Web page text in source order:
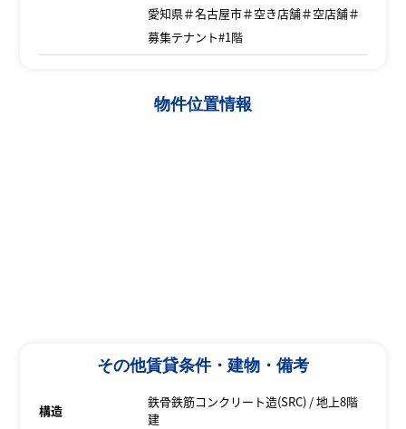
愛知県＃名古屋市＃空き店舗＃空店舗＃
募集テナント#1階
物件位置情報
その他賃貸条件・建物・備考
構造
鉄骨鉄筋コンクリート造(SRC) / 地上8階
建